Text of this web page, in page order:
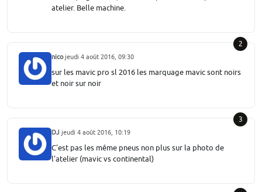
atelier. Belle machine.
2
nicojeudi 4 août 2016, 09:30
sur les mavic pro sl 2016 les marquage mavic sont noirs
et noir sur noir
3
DJ jeudi 4 août 2016, 10:19
C'est pas les même pneus non plus sur la photo de
l'atelier (mavic vs continental)